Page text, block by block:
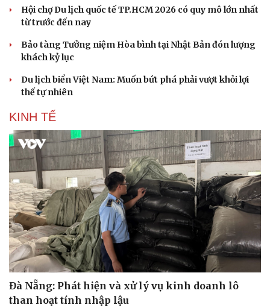
Du lịch
Tư vấn
Săn Tour
check-in
Podcast
Câu chuyện thời sự
Đọc truyện đêm khuya
Cửa sổ tình yêu
Kể chuyện cho bé
Hạt giống tâm hồn
Hội chợ Du lịch quốc tế TP.HCM 2026 có quy mô lớn nhất
từ trước đến nay
Bảo tàng Tưởng niệm Hòa bình tại Nhật Bản đón lượng
khách kỷ lục
Du lịch biển Việt Nam: Muốn bứt phá phải vượt khỏi lợi
thế tự nhiên
KINH TẾ
Đà Nẵng: Phát hiện và xử lý vụ kinh doanh lô
than hoạt tính nhập lậu